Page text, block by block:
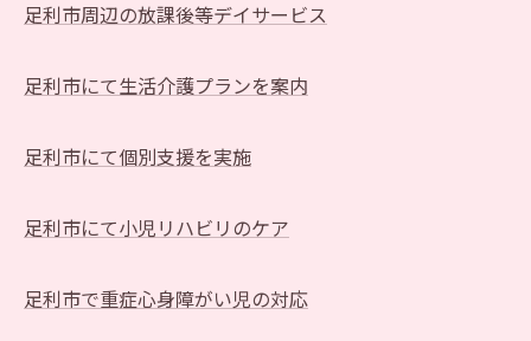
足利市周辺の放課後等デイサービス
足利市にて生活介護プランを案内
足利市にて個別支援を実施
足利市にて小児リハビリのケア
足利市で重症心身障がい児の対応